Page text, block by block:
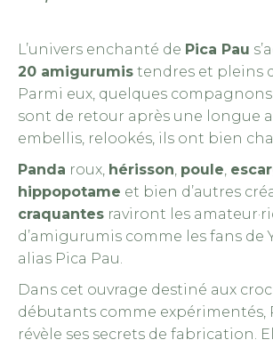
L’univers enchanté de Pica Pau
20 amigurumis tendres et pleins
Parmi eux, quelques compagnons
sont de retour après une longue
embellis, relookés, ils ont bien
Panda roux, hérisson, poule,
hippopotame et bien d’autres
craquantes raviront les
d’amigurumis comme les fans de
alias Pica Pau.
Dans cet ouvrage destiné aux
débutants comme expérimentés,
révèle ses secrets de fabrication.